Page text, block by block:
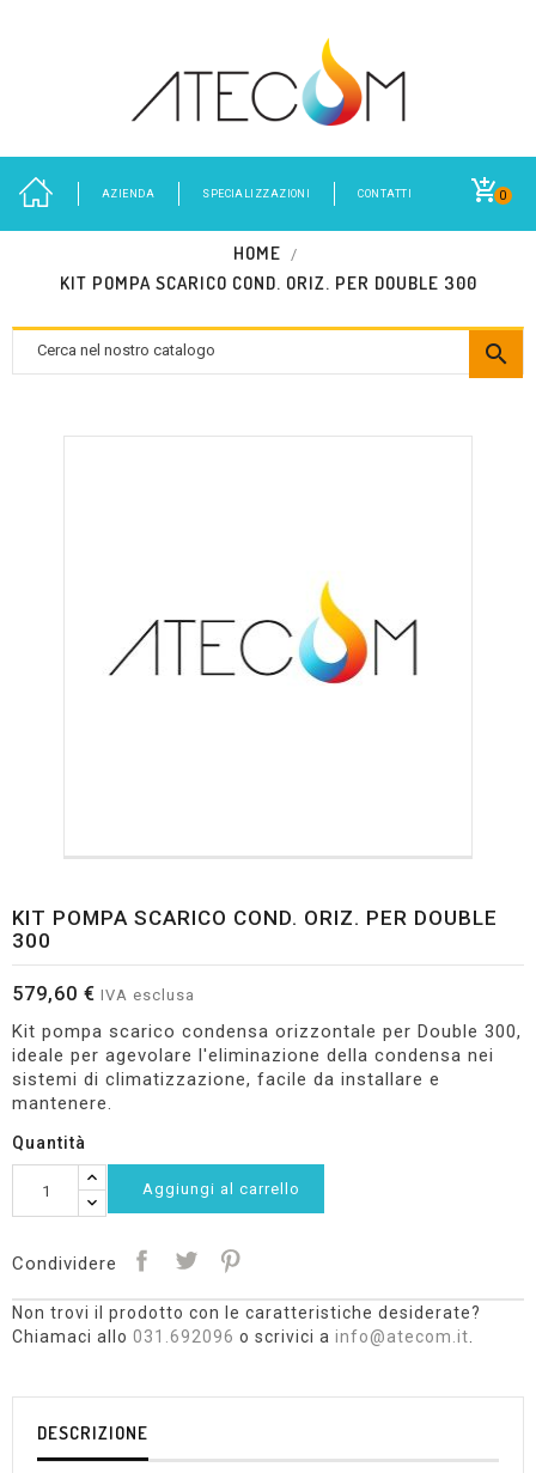
0
AZIENDA SPECIALIZZAZIONI CONTATTI
HOME
KIT POMPA SCARICO COND. ORIZ. PER DOUBLE 300

KIT POMPA SCARICO COND. ORIZ. PER DOUBLE
300
579,60 € IVA esclusa
Kit pompa scarico condensa orizzontale per Double 300,
ideale per agevolare l'eliminazione della condensa nei
sistemi di climatizzazione, facile da installare e
mantenere.
Quantità
Aggiungi al carrello
Condividere
Non trovi il prodotto con le caratteristiche desiderate?
Chiamaci allo 031.692096 o scrivici a info@atecom.it
DESCRIZIONE